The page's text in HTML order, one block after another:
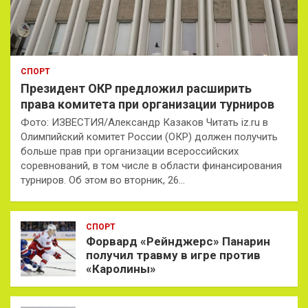
СПОРТ
Президент ОКР предложил расширить
права комитета при организации турниров
Фото: ИЗВЕСТИЯ/Александр Казаков Читать iz.ru в
Олимпийский комитет России (ОКР) должен получить
больше прав при организации всероссийских
соревнований, в том числе в области финансирования
турниров. Об этом во вторник, 26…
СПОРТ
Форвард «Рейнджерс» Панарин
получил травму в игре против
«Каролины»